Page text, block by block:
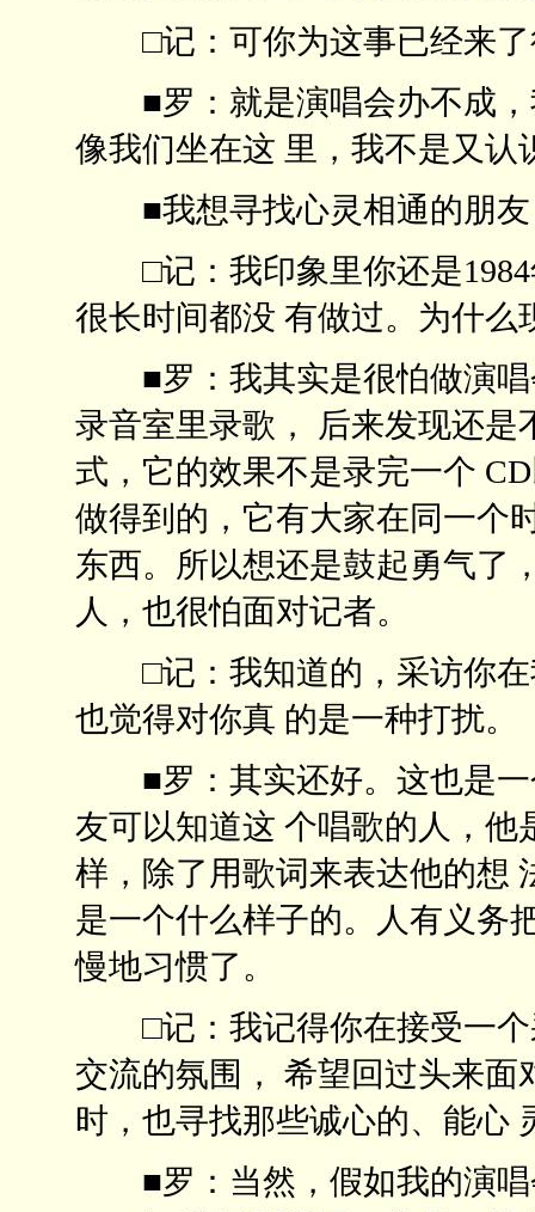
□记：可你为这事已经
■罗：就是演唱会办不成，
像我们坐在这 里，我不是
■我想寻找心灵相通的
□记：我印象里你还是1984
很长时间都没 有做过。为
■罗：我其实是很怕做演唱
录音室里录歌， 后来发现还
式，它的效果不是录完一个
做得到的，它有大家在同一个
东西。所以想还是鼓起勇气了
人，也很怕面对记者。
□记：我知道的，采访你在
也觉得对你真 的是一种打
■罗：其实还好。这也是一
友可以知道这 个唱歌的人，
样，除了用歌词来表达他的想
是一个什么样子的。人有义务
慢地习惯了。
□记：我记得你在接受一个
交流的氛围， 希望回过头来
时，也寻找那些诚心的、能
■罗：当然，假如我的演唱